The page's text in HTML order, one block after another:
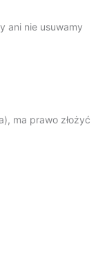
ani nie usuwamy
ma prawo złożyć